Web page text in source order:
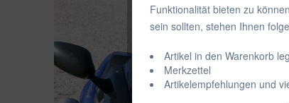
Funktionalität bieten zu
sein sollten, stehen Ihnen
Artikel in den Warenkorb
Merkzettel
Artikelempfehlungen und